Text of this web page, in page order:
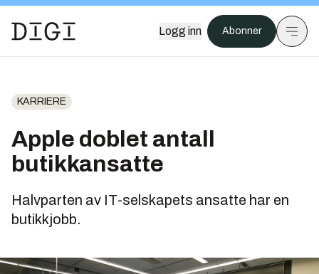
Logg inn Abonner
KARRIERE
Apple doblet antall
butikkansatte
Halvparten av IT-selskapets ansatte har en
butikkjobb.